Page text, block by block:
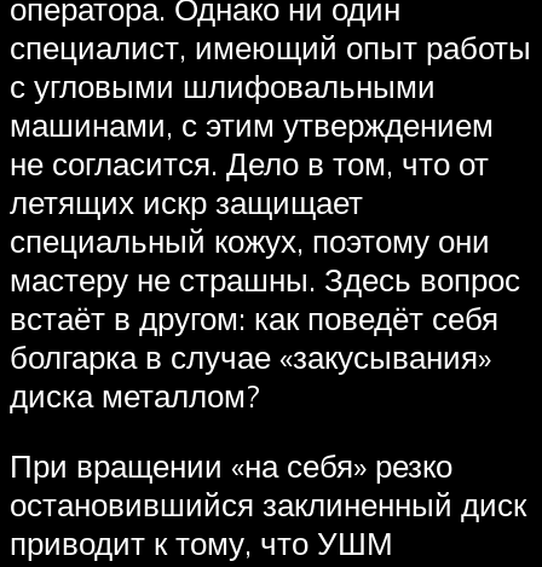
оператора. Однако ни один
специалист, имеющий опыт работы
с угловыми шлифовальными
машинами, с этим утверждением
не согласится. Дело в том, что от
летящих искр защищает
специальный кожух, поэтому они
мастеру не страшны. Здесь вопрос
встаёт в другом: как поведёт себя
болгарка в случае «закусывания»
диска металлом?
При вращении «на себя» резко
остановившийся заклиненный диск
приводит к тому, что УШМ